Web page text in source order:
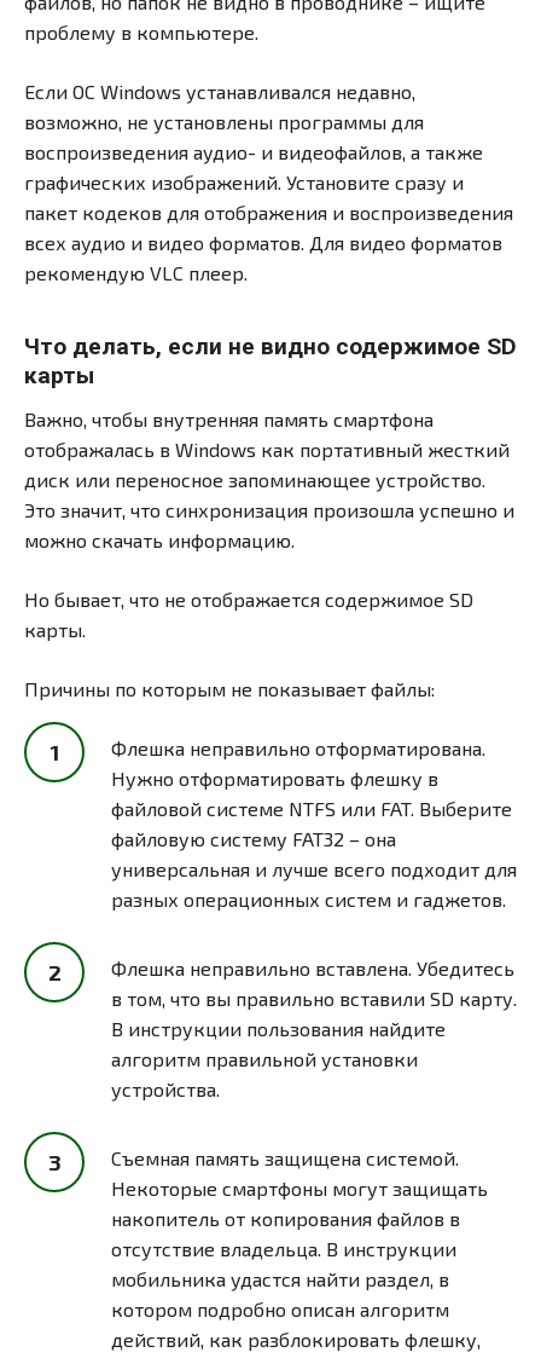
проблему в компьютере.
Если ОС Windows устанавливался недавно,
возможно, не установлены программы для
воспроизведения аудио- и видеофайлов, а также
графических изображений. Установите сразу и
пакет кодеков для отображения и воспроизведения
всех аудио и видео форматов. Для видео форматов
рекомендую VLC плеер.
Что делать, если не видно содержимое SD
карты
Важно, чтобы внутренняя память смартфона
отображалась в Windows как портативный жесткий
диск или переносное запоминающее устройство.
Это значит, что синхронизация произошла успешно и
можно скачать информацию.
Но бывает, что не отображается содержимое SD
карты.
Причины по которым не показывает файлы:
Флешка неправильно отформатирована.
Нужно отформатировать флешку в
файловой системе NTFS или FAT. Выберите
файловую систему FAT32 – она
универсальная и лучше всего подходит для
разных операционных систем и гаджетов.
Флешка неправильно вставлена. Убедитесь
в том, что вы правильно вставили SD карту.
В инструкции пользования найдите
алгоритм правильной установки
устройства.
Съемная память защищена системой.
Некоторые смартфоны могут защищать
накопитель от копирования файлов в
отсутствие владельца. В инструкции
мобильника удастся найти раздел, в
котором подробно описан алгоритм
действий, как разблокировать флешку,